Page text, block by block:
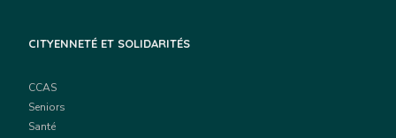
CITYENNETÉ ET SOLIDARITÉS
CCAS
Seniors
Santé